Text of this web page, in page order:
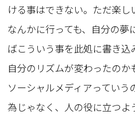
ける事はできない。ただ楽し
なんかに行っても、自分の夢
ばこういう事を此処に書き込
自分のリズムが変わったのか
ソーシャルメディアっていう
為じゃなく、人の役に立つよ